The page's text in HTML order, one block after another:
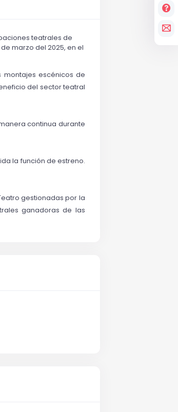
teatrales de
marzo del 2025, en el
montajes escénicos de
del sector teatral
continua durante
la función de estreno.
gestionadas por la
ganadoras de las